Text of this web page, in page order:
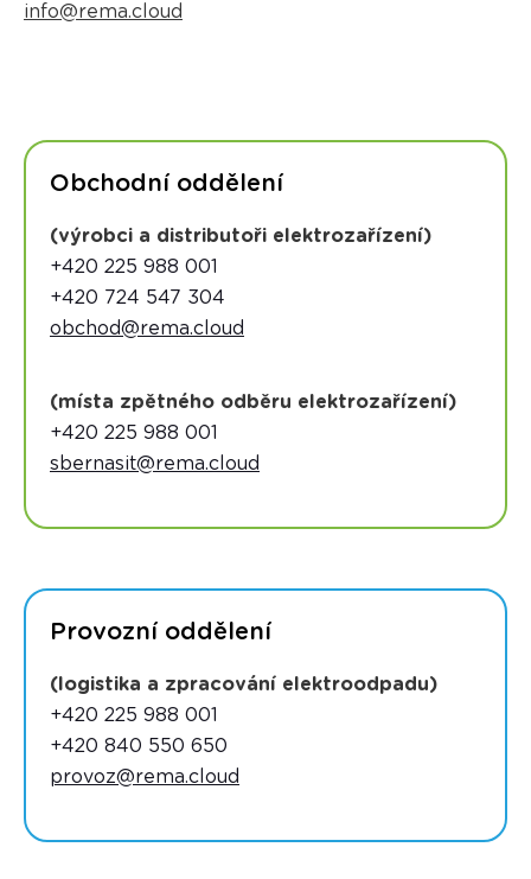
info@rema.cloud
Obchodní oddělení
(výrobci a distributoři elektrozařízení)
+420 225 988 001
+420 724 547 304
obchod@rema.cloud
(místa zpětného odběru elektrozařízení)
+420 225 988 001
sbernasit@rema.cloud
Provozní oddělení
(logistika a zpracování elektroodpadu)
+420 225 988 001
+420 840 550 650
provoz@rema.cloud